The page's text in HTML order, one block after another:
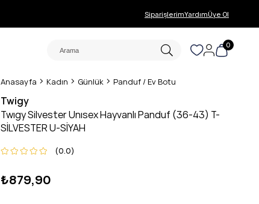
SiparişlerimYardımÜye Ol
0
Anasayfa Kadın Günlük Panduf / Ev Botu
Twigy
Twıgy Silvester Unısex Hayvanlı Panduf (36-43) T-
SİLVESTER U-SİYAH
0.0
₺879,90